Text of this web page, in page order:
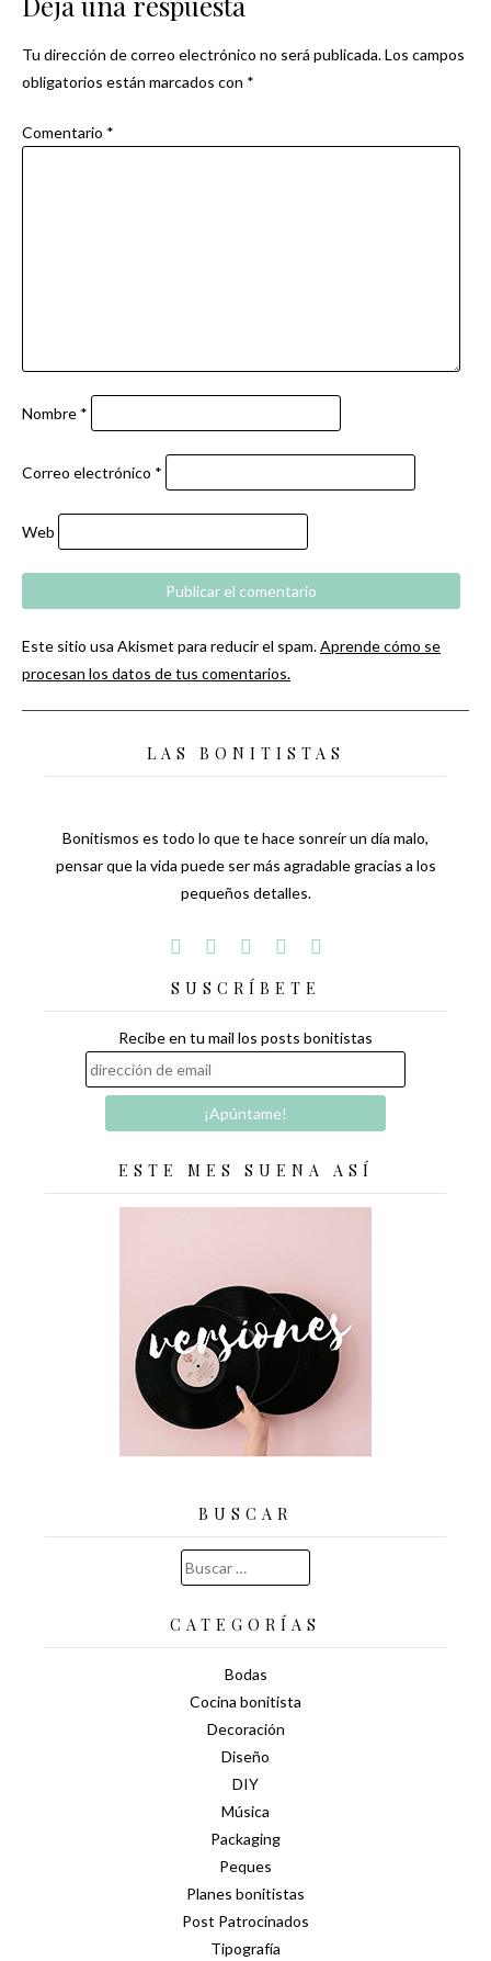
entradas
Tu dirección de correo electrónico no será publicada.Los campos
obligatorios están marcados con *
Comentario *
Nombre *
Correo electrónico *
Web
Este sitio usa Akismet para reducir el spam.Aprende cómo se
procesan los datos de tus comentarios.
LAS BONITISTAS
Bonitismos es todo lo que te hace sonreír un día malo,
pensar que la vida puede ser más agradable gracias a los
pequeños detalles.
SUSCRÍBETE
Recibe en tu mail los posts bonitistas
ESTE MES SUENA ASÍ
BUSCAR
Buscar:
CATEGORÍAS
Bodas
Cocina bonitista
Decoración
Diseño
DIY
Música
Packaging
Peques
Planes bonitistas
Post Patrocinados
Tipografía